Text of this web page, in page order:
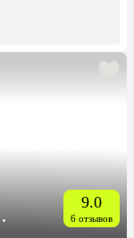
9.0
6 отзывов